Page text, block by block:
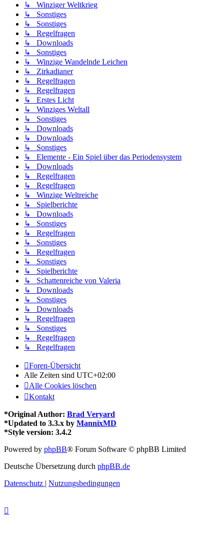
↳ Winziger Weltkrieg
↳ Sonstiges
↳ Sonstiges
↳ Regelfragen
↳ Downloads
↳ Sonstiges
↳ Winzige Wandelnde Leichen
↳ Zirkadianer
↳ Regelfragen
↳ Regelfragen
↳ Erstes Licht
↳ Winziges Weltall
↳ Sonstiges
↳ Downloads
↳ Downloads
↳ Sonstiges
↳ Elemente - Ein Spiel über das Periodensystem
↳ Downloads
↳ Regelfragen
↳ Regelfragen
↳ Winzige Weltreiche
↳ Spielberichte
↳ Downloads
↳ Sonstiges
↳ Regelfragen
↳ Sonstiges
↳ Regelfragen
↳ Sonstiges
↳ Spielberichte
↳ Schattenreiche von Valeria
↳ Downloads
↳ Sonstiges
↳ Downloads
↳ Regelfragen
↳ Sonstiges
↳ Regelfragen
↳ Regelfragen
Foren-Übersicht
Alle Zeiten sind UTC+02:00
Alle Cookies löschen
Kontakt
*Original Author: Brad Veryard
*Updated to 3.3.x by MannixMD
*Style version: 3.4.2
Powered by phpBB® Forum Software © phpBB Limited
Deutsche Übersetzung durch phpBB.de
Datenschutz | Nutzungsbedingungen